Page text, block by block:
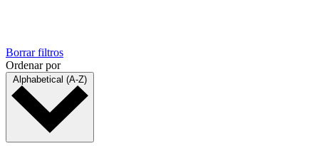
Borrar filtros
Ordenar por
Alphabetical (A-Z)